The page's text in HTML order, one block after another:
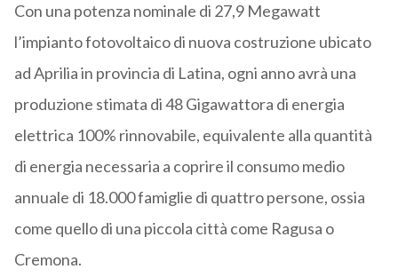
Con una potenza nominale di 27,9 Megawatt
l’impianto fotovoltaico di nuova costruzione ubicato
ad Aprilia in provincia di Latina, ogni anno avrà una
produzione stimata di 48 Gigawattora di energia
elettrica 100% rinnovabile, equivalente alla quantità
di energia necessaria a coprire il consumo medio
annuale di 18.000 famiglie di quattro persone, ossia
come quello di una piccola città come Ragusa o
Cremona.